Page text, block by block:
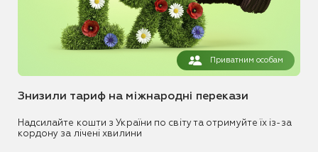
Приватним особам
Знизили тариф на міжнародні перекази
Надсилайте кошти з України по світу та отримуйте їх із-за
кордону за лічені хвилини